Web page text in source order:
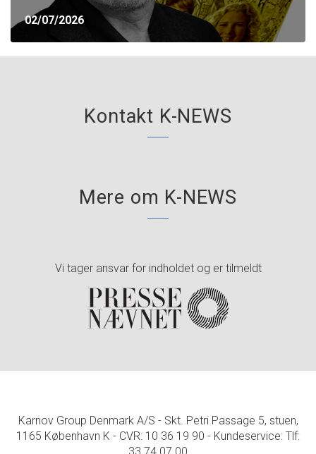
02/07/2026
Kontakt K-NEWS
Mere om K-NEWS
Vi tager ansvar for indholdet og er tilmeldt
Karnov Group Denmark A/S - Skt. Petri Passage 5, stuen,
1165 København K - CVR: 10 36 19 90 - Kundeservice: Tlf:
33 74 07 00